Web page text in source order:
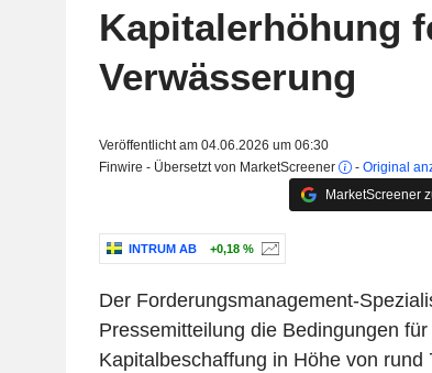
Kapitalerhöhung
Verwässerung
Veröffentlicht am 04.06.2026 um 06:30
Finwire - Übersetzt von MarketScreener
- Original
MarketScreener
INTRUM AB +0,18 %
Der Forderungsmanagement-
Pressemitteilung die Bedingungen
Kapitalbeschaffung in Höhe von